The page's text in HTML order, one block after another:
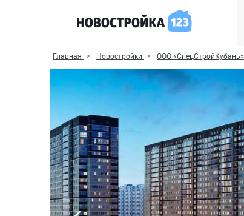
Главная Новостройки ООО «СпецСтройКубань»